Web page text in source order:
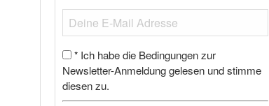
* Ich habe die Bedingungen zur
Newsletter-Anmeldung gelesen und stimme
diesen zu.